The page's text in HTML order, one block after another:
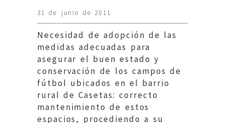
31 de junio de 2011
Necesidad de adopción de las
medidas adecuadas para
asegurar el buen estado y
conservación de los campos de
fútbol ubicados en el barrio
rural de Casetas: correcto
mantenimiento de estos
espacios, procediendo a su